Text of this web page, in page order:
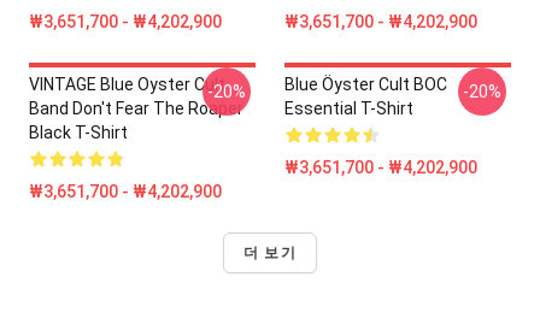
₩3,651,700 - ₩4,202,900 ₩3,651,700 - ₩4,202,900
VINTAGE Blue Oyster Cult
Band Don't Fear The Roaper
Black T-Shirt
₩3,651,700 - ₩4,202,900
-20%
Blue Öyster Cult BOC
Essential T-Shirt
₩3,651,700 - ₩4,202,900
-20%
더 보기